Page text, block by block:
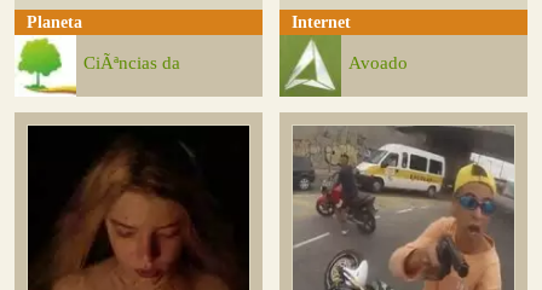
Planeta
CiÃªncias da
Internet
Avoado